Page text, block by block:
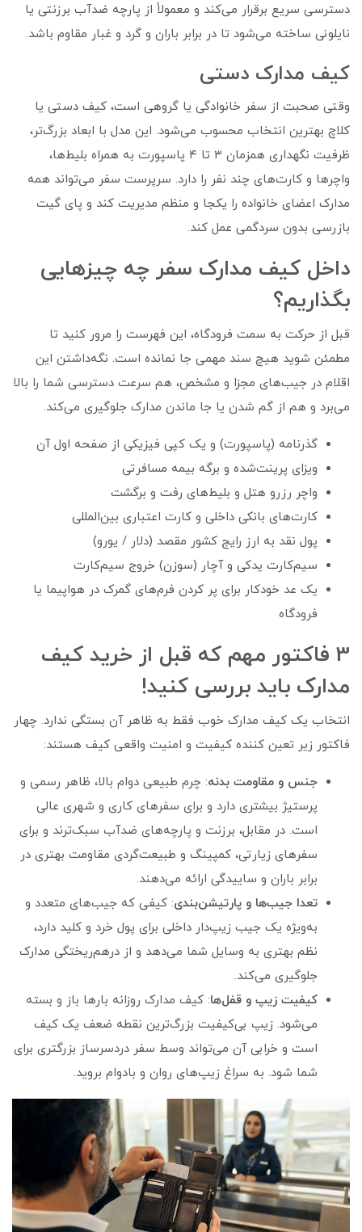
دسترسی سریع برقرار می‌کند و معمولاً از پارچه ضدآب برزنتی یا
نایلونی ساخته می‌شود تا در برابر باران و گرد و غبار مقاوم باشد.
کیف مدارک دستی
وقتی صحبت از سفر خانوادگی یا گروهی است، کیف دستی یا
کلاچ بهترین انتخاب محسوب می‌شود. این مدل با ابعاد بزرگ‌تر،
ظرفیت نگهداری همزمان ۳ تا ۴ پاسپورت به همراه بلیط‌ها،
واچرها و کارت‌های چند نفر را دارد. سرپرست سفر می‌تواند همه
مدارک اعضای خانواده را یکجا و منظم مدیریت کند و پای گیت
بازرسی بدون سردگمی عمل کند.
داخل کیف مدارک سفر چه چیزهایی
بگذاریم؟
قبل از حرکت به سمت فرودگاه، این فهرست را مرور کنید تا
مطمئن شوید هیچ سند مهمی جا نمانده است. نگه‌داشتن این
اقلام در جیب‌های مجزا و مشخص، هم سرعت دسترسی شما را بالا
می‌برد و هم از گم شدن یا جا ماندن مدارک جلوگیری می‌کند.
گذرنامه (پاسپورت) و یک کپی فیزیکی از صفحه اول آن
ویزای پرینت‌شده و برگه بیمه مسافرتی
واچر رزرو هتل و بلیط‌های رفت و برگشت
کارت‌های بانکی داخلی و کارت اعتباری بین‌المللی
پول نقد به ارز رایج کشور مقصد (دلار / یورو)
سیم‌کارت یدکی و آچار (سوزن) خروج سیم‌کارت
یک عد خودکار برای پر کردن فرم‌های گمرک در هواپیما یا
فرودگاه
3 فاکتور مهم که قبل از خرید کیف
مدارک باید بررسی کنید!
انتخاب یک کیف مدارک خوب فقط به ظاهر آن بستگی ندارد. چهار
فاکتور زیر تعین‌ کننده کیفیت و امنیت واقعی کیف هستند:
جنس و مقاومت بدنه: چرم طبیعی دوام بالا، ظاهر رسمی و
پرستیژ بیشتری دارد و برای سفرهای کاری و شهری عالی
است. در مقابل، برزنت و پارچه‌های ضدآب سبک‌ترند و برای
سفرهای زیارتی، کمپینگ و طبیعت‌گردی مقاومت بهتری در
برابر باران و ساییدگی ارائه می‌دهند.
تعدا جیب‌ها و پارتیشن‌بندی: کیفی که جیب‌های متعدد و
به‌ویژه یک جیب زیپ‌دار داخلی برای پول خرد و کلید دارد،
نظم بهتری به وسایل شما می‌دهد و از درهم‌ریختگی مدارک
جلوگیری می‌کند.
کیفیت زیپ و قفل‌ها: کیف مدارک روزانه بارها باز و بسته
می‌شود. زیپ بی‌کیفیت بزرگ‌ترین نقطه ضعف یک کیف
است و خرابی آن می‌تواند وسط سفر دردسرساز بزرگتری برای
شما شود. به سراغ زیپ‌های روان و بادوام بروید.